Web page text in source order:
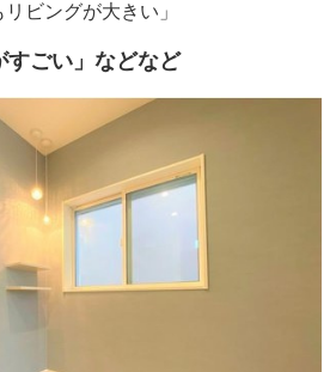
ビングが大きい」
ごい」 などなど